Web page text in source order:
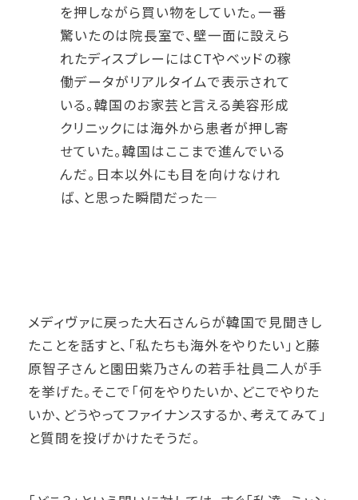
を押しながら買い物をしていた。一番
驚いたのは院長室で、壁一面に設えら
れたディスプレーにはCTやベッドの稼
働データがリアルタイムで表示されて
いる。韓国のお家芸と言える美容形成
クリニックには海外から患者が押し寄
せていた。韓国はここまで進んでいる
んだ。日本以外にも目を向けなけれ
ば、と思った瞬間だった—
メディヴァに戻った大石さんらが韓国で見聞きし
たことを話すと、「私たちも海外をやりたい」と藤
原智子さんと園田紫乃さんの若手社員二人が手
を挙げた。そこで「何をやりたいか、どこでやりた
いか、どうやってファイナンスするか、考えてみて」
と質問を投げかけたそうだ。